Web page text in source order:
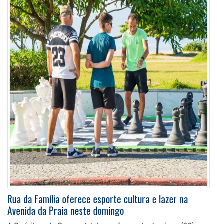
Rua da Família oferece esporte cultura e lazer na
Avenida da Praia neste domingo